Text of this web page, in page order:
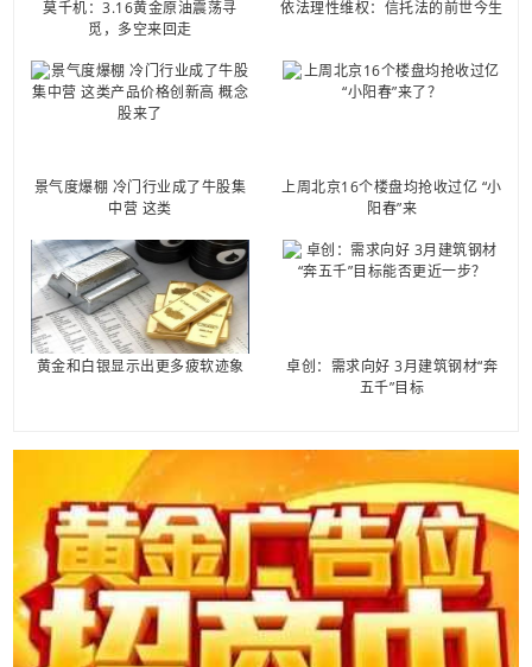
莫千机：3.16黄金原油震荡寻
觅，多空来回走
依法理性维权：信托法的前世今生
景气度爆棚 冷门行业成了牛股集
中营 这类
上周北京16个楼盘均抢收过亿 “小
阳春”来
黄金和白银显示出更多疲软迹象
卓创：需求向好 3月建筑钢材“奔
五千”目标